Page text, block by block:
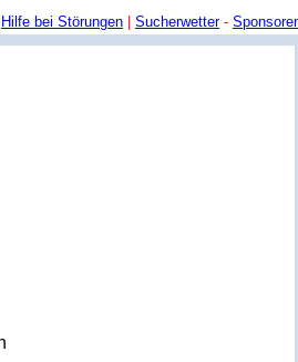
Hilfe bei Störungen Sucherwetter-